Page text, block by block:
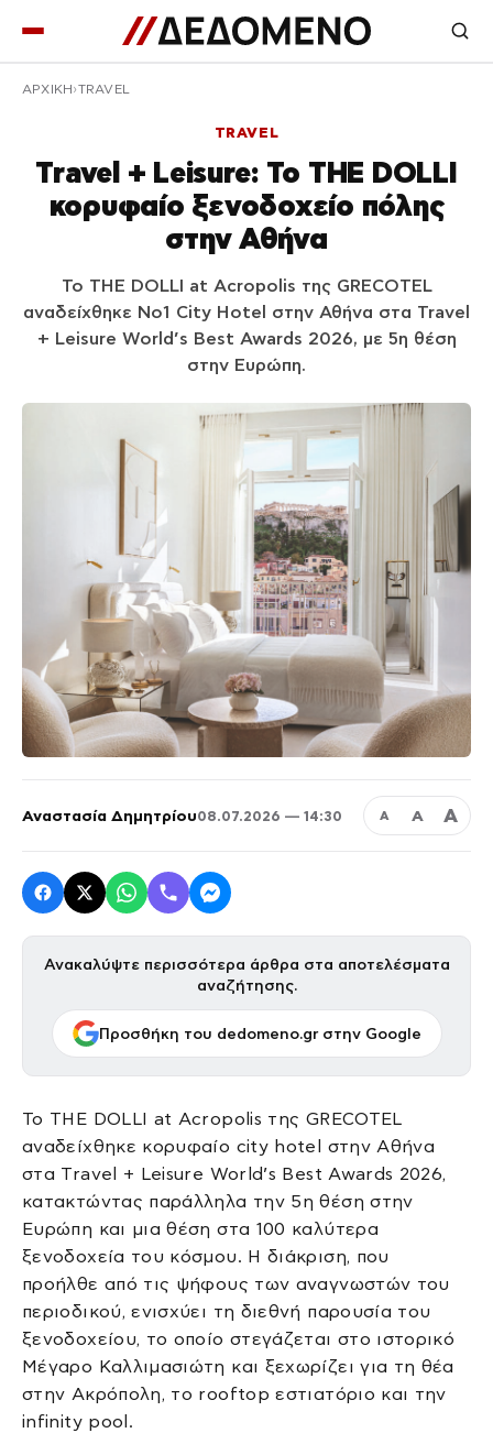
ΑΡΧΙΚΉ TRAVEL
TRAVEL
Travel + Leisure: Το THE DOLLI
κορυφαίο ξενοδοχείο πόλης
στην Αθήνα
Το THE DOLLI at Acropolis της GRECOTEL
αναδείχθηκε Νο1 City Hotel στην Αθήνα στα Travel
+ Leisure World’s Best Awards 2026, με 5η θέση
στην Ευρώπη.
Αναστασία Δημητρίου08.07.2026 — 14:30 Α Α Α
Ανακαλύψτε περισσότερα άρθρα στα αποτελέσματα
αναζήτησης.
Προσθήκη του dedomeno.gr στην Google
Το THE DOLLI at Acropolis της GRECOTEL
αναδείχθηκε κορυφαίο city hotel στην Αθήνα
στα Travel + Leisure World’s Best Awards 2026,
κατακτώντας παράλληλα την 5η θέση στην
Ευρώπη και μια θέση στα 100 καλύτερα
ξενοδοχεία του κόσμου. Η διάκριση, που
προήλθε από τις ψήφους των αναγνωστών του
περιοδικού, ενισχύει τη διεθνή παρουσία του
ξενοδοχείου, το οποίο στεγάζεται στο ιστορικό
Μέγαρο Καλλιμασιώτη και ξεχωρίζει για τη θέα
στην Ακρόπολη, το rooftop εστιατόριο και την
infinity pool.